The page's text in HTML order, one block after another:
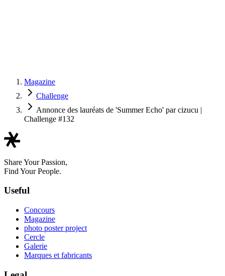
Magazine
Challenge
Annonce des lauréats de 'Summer Echo' par cizucu |
Challenge #132
Share Your Passion,
Find Your People.
Useful
Concours
Magazine
photo poster project
Cercle
Galerie
Marques et fabricants